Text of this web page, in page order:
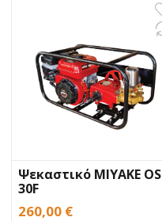
Ψεκαστικό MIYAKE OS
30F
260,00 €